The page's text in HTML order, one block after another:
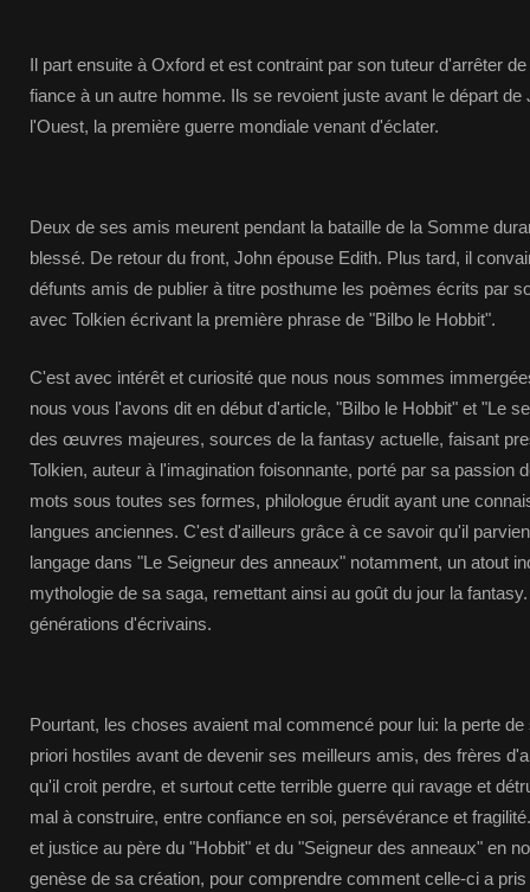
Il part ensuite à Oxford et est contraint par son tuteur d'arrêter
fiance à un autre homme. Ils se revoient juste avant le départ de
l'Ouest, la première guerre mondiale venant d'éclater.
Deux de ses amis meurent pendant la bataille de la Somme
blessé. De retour du front, John épouse Edith. Plus tard, il
défunts amis de publier à titre posthume les poèmes écrits par
avec Tolkien écrivant la première phrase de "Bilbo le Hobbit".
C'est avec intérêt et curiosité que nous nous sommes
nous vous l'avons dit en début d'article, "Bilbo le Hobbit" et "Le
des œuvres majeures, sources de la fantasy actuelle, faisant
Tolkien, auteur à l'imagination foisonnante, porté par sa passion
mots sous toutes ses formes, philologue érudit ayant une
langues anciennes. C'est d'ailleurs grâce à ce savoir qu'il
langage dans "Le Seigneur des anneaux" notamment, un atout
mythologie de sa saga, remettant ainsi au goût du jour la
générations d'écrivains.
Pourtant, les choses avaient mal commencé pour lui: la perte
priori hostiles avant de devenir ses meilleurs amis, des frères
qu'il croit perdre, et surtout cette terrible guerre qui ravage et
mal à construire, entre confiance en soi, persévérance et
et justice au père du "Hobbit" et du "Seigneur des anneaux" en
genèse de sa création, pour comprendre comment celle-ci a